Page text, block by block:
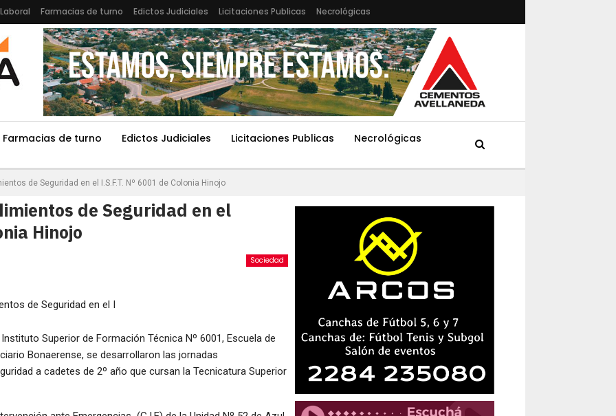
Farmacias de turno Edictos Judiciales Licitaciones Publicas Necrológicas
Farmacias de turno Edictos Judiciales Licitaciones Publicas Necrológicas
de Seguridad en el I.S.F.T. Nº 6001 de Colonia Hinojo
de Seguridad en el
Hinojo
Sociedad
Superior de Formación Técnica Nº 6001, Escuela de
Bonaerense, se desarrollaron las jornadas
a cadetes de 2º año que cursan la Tecnicatura Superior